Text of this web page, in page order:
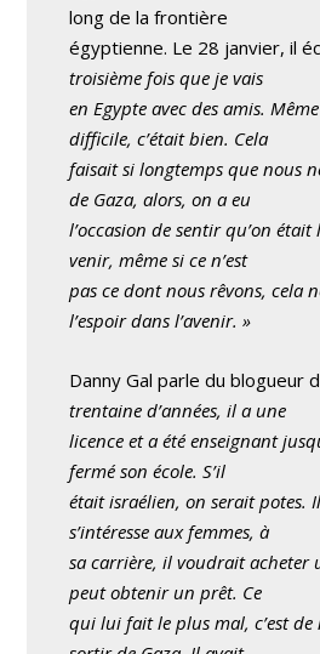
long de la frontière
égyptienne. Le 28 janvier, il
troisième fois que je vais
en Egypte avec des amis.
difficile, c’était bien. Cela
faisait si longtemps que nous
de Gaza, alors, on a eu
l’occasion de sentir qu’on était
venir, même si ce n’est
pas ce dont nous rêvons, cela
l’espoir dans l’avenir. »
Danny Gal parle du blogueur
trentaine d’années, il a une
licence et a été enseignant
fermé son école. S’il
était israélien, on serait potes.
s’intéresse aux femmes, à
sa carrière, il voudrait acheter
peut obtenir un prêt. Ce
qui lui fait le plus mal, c’est